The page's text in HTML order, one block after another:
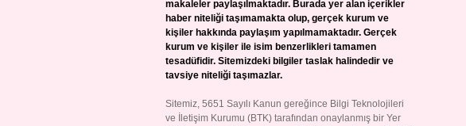
makaleler paylaşılmaktadır. Burada yer alan içerikler
haber niteliği taşımamakta olup, gerçek kurum ve
kişiler hakkında paylaşım yapılmamaktadır. Gerçek
kurum ve kişiler ile isim benzerlikleri tamamen
tesadüfidir. Sitemizdeki bilgiler taslak halindedir ve
tavsiye niteliği taşımazlar.
Sitemiz, 5651 Sayılı Kanun gereğince Bilgi Teknolojileri
ve İletişim Kurumu (BTK) tarafından onaylanmış bir Yer